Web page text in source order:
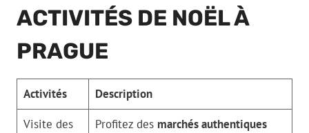
ACTIVITÉS DE NOËL À
PRAGUE
Activités
Description
Visite des
Profitez des marchés authentiques